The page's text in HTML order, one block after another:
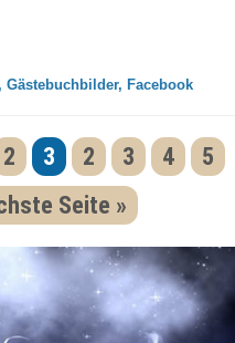
Gästebuchbilder, Facebook
2 3 2 3 4
5
Seite »